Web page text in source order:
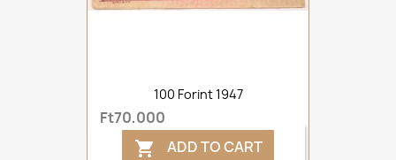
100 Forint 1947
Ft70,000
 ADD TO CART